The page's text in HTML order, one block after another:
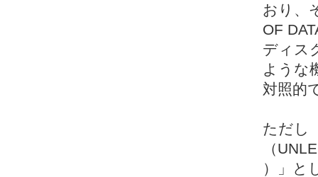
おり、
OF
ディス
ような
対照的
ただし
（
）」と